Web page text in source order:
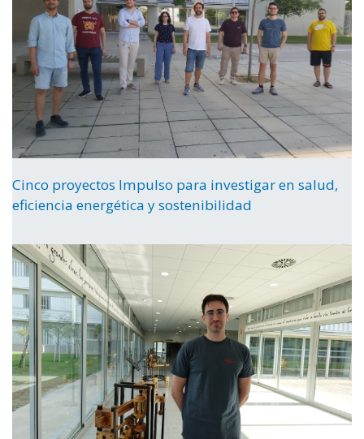
Cinco proyectos Impulso para investigar en salud,
eficiencia energética y sostenibilidad